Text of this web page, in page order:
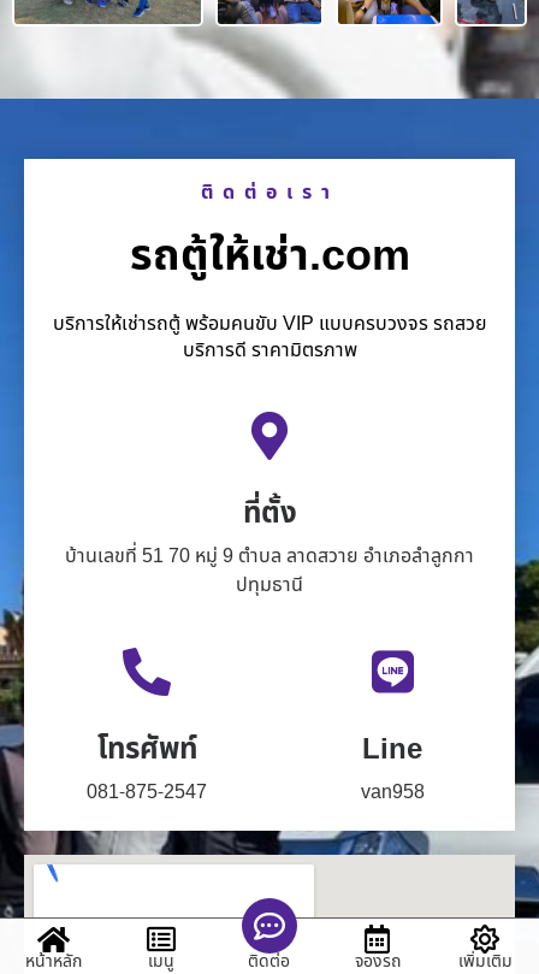
ติดต่อเรา
รถตู้ให้เช่า.com
บริการให้เช่ารถตู้ พร้อมคนขับ VIP แบบครบวงจร รถสวย
บริการดี ราคามิตรภาพ
ที่ตั้ง
บ้านเลขที่ 51 70 หมู่ 9 ตำบล ลาดสวาย อำเภอลำลูกกา
ปทุมธานี
โทรศัพท์
081-875-2547
Line
van958
หน้าหลัก เมนู ติดต่อ จองรถ เพิ่มเติม